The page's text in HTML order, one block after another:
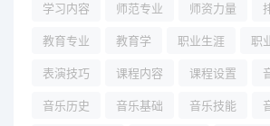
学习内容 师范专业 师资力量
教育专业 教育学 职业生涯 职
表演技巧 课程内容 课程设置
音乐历史 音乐基础 音乐技能